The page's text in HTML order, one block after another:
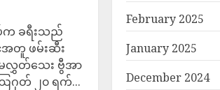
က ခရီးသည်
တူ ဖမ်းဆီး
လွှတ်သေး ဗွီအာ
ဂုတ် ၂၀ ရက်...
February 2025
January 2025
December 2024